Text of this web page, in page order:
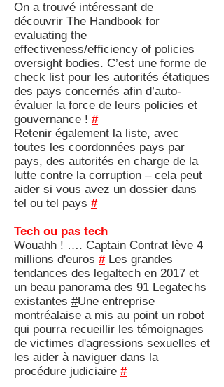
On a trouvé intéressant de
découvrir The Handbook for
evaluating the
effectiveness/efficiency of policies
oversight bodies. C’est une forme de
check list pour les autorités étatiques
des pays concernés afin d’auto-
évaluer la force de leurs policies et
gouvernance ! #
Retenir également la liste, avec
toutes les coordonnées pays par
pays, des autorités en charge de la
lutte contre la corruption – cela peut
aider si vous avez un dossier dans
tel ou tel pays #
Tech ou pas tech
Wouahh ! …. Captain Contrat lève 4
millions d'euros #Les grandes
tendances des legaltech en 2017 et
un beau panorama des 91 Legatechs
existantes #Une entreprise
montréalaise a mis au point un robot
qui pourra recueillir les témoignages
de victimes d'agressions sexuelles et
les aider à naviguer dans la
procédure judiciaire #